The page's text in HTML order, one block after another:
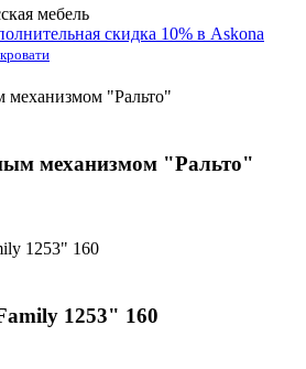
мебель
механизмом "Ральто"
1253" 160